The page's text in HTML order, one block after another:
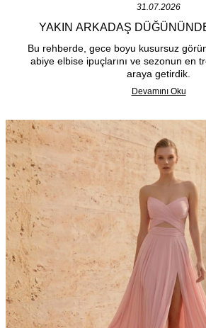
31.07.2026
YAKIN ARKADAŞ
Bu rehberde, gece boyu kusursuz
abiye elbise ipuçlarını ve sezonun en
araya getirdik.
Devamını Oku